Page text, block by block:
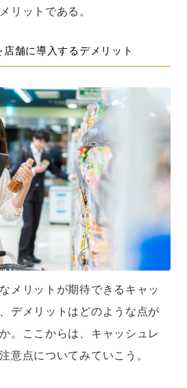
リットである。
舗に導入するデメリット
メリットが期待できるキャッ
デメリットはどのような点が
。ここからは、キャッシュレ
意点についてみていこう。